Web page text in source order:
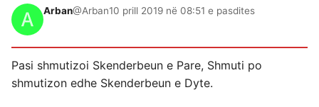
Arban@Arban10 prill 2019 në 08:51 e pasdites
Pasi shmutizoi Skenderbeun e Pare, Shmuti po
shmutizon edhe Skenderbeun e Dyte.